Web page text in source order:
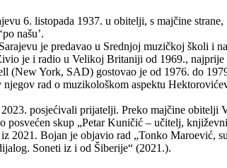
6. listopada 1937. u obitelji, s majčine strane,
našu’.
je predavao u Srednjoj muzičkoj školi i na
je i radio u Velikoj Britaniji od 1969., najprije
(New York, SAD) gostovao je od 1976. do
rad o muzikološkom aspektu
posjećivali prijatelji. Preko majčine obitelji
posvećen skup „Petar Kuničić – učitelj,
2021. Bojan je objavio rad „Tonko Maroević,
Soneti iz i od Šiberije“ (2021.).